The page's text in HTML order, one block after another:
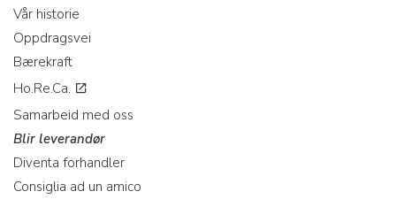
Vår historie
Oppdragsvei
Bærekraft
Ho.Re.Ca.
Samarbeid med oss
Blir leverandør
Diventa forhandler
Consiglia ad un amico